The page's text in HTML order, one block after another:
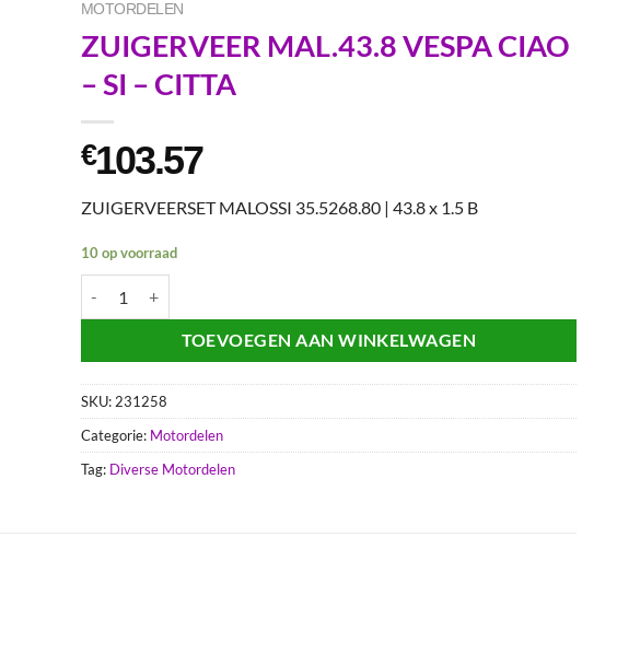
MOTORDELEN
ZUIGERVEER MAL.43.8 VESPA CIAO
– SI – CITTA
€103.57
ZUIGERVEERSET MALOSSI 35.5268.80 | 43.8 x 1.5 B
10 op voorraad
TOEVOEGEN AAN WINKELWAGEN
SKU:231258
Categorie: Motordelen
Tag: Diverse Motordelen